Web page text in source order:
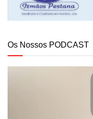
Os Nossos PODCAST